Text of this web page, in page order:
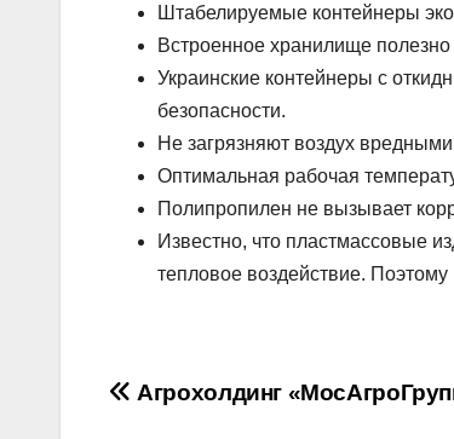
Штабелируемые контейнеры
Встроенное хранилище
Украинские контейнеры с
безопасности.
Не загрязняют воздух
Оптимальная рабочая
Полипропилен не вызывает
Известно, что пластмассовые
тепловое воздействие.
Навигация
Агрохолдинг